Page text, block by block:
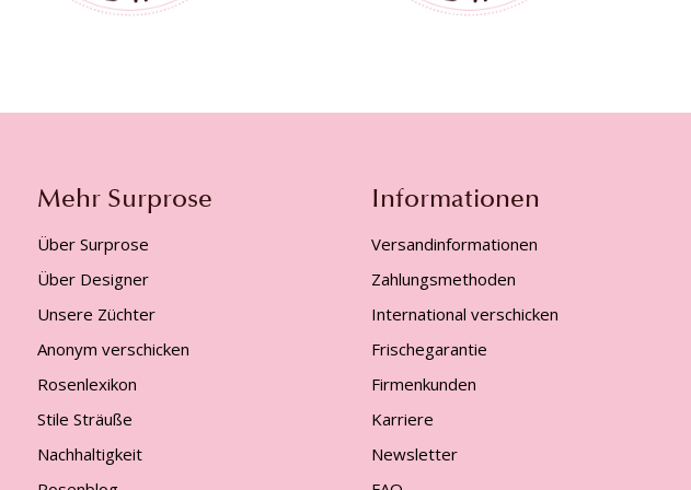
Mehr Surprose
Über Surprose
Über Designer
Unsere Züchter
Anonym verschicken
Rosenlexikon
Stile Sträuße
Nachhaltigkeit
Informationen
Versandinformationen
Zahlungsmethoden
International verschicken
Frischegarantie
Firmenkunden
Karriere
Newsletter